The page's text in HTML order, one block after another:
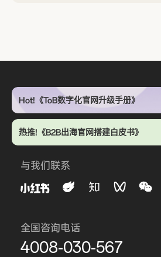
Hot!《ToB数字化官网升级手册》
热推!《B2B出海官网搭建白皮书》
与我们联系
全国咨询电话
4008-030-567